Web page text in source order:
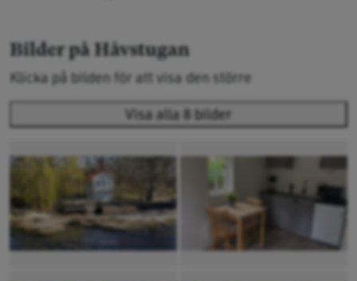
Bilder på Håvstugan
Klicka på bilden för att visa den större
Visa alla 8 bilder